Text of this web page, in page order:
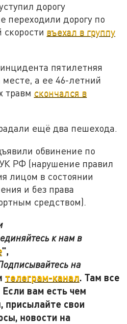
дорогу
переходили дорогу по
скорости въехал в группу
пятилетняя
месте, а ее 46-летний
травм скончался в
ещё два пешехода.
обвинение по
РФ (нарушение правил
лицом в состоянии
и без права
средством).
к нам в
",
на
телеграм-канал. Там все
вам есть чем
присылайте свои
новости на